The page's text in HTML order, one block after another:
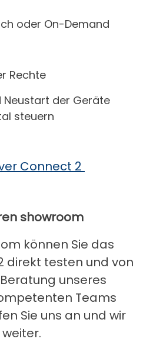
oder On-Demand
Rechte
der Geräte
steuern
Connect 2
showroom
können Sie das
direkt testen und von
unseres
Teams
Sie uns an und wir